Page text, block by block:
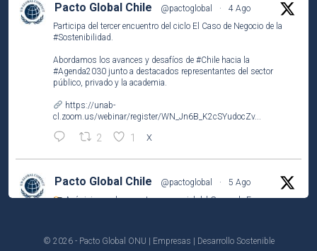
Pacto Global Chile @pactoglobal ·
4 Ago
Participa del tercer encuentro del ciclo El Caso de Negocio de la
#Sostenibilidad.
Abordamos los avances y desafíos de #Chile hacia la
#Agenda2030 junto a destacados representantes del sector
público, privado y la academia.
https://unab-
cl.zoom.us/webinar/register/WN_Jn6B_K2cSYudocZv...
2 1 X
Pacto Global Chile @pactoglobal ·
5 Ago
Así vivimos el encuentro presencial del Grupo de Empresas
(@ufinisterrae) y definimos prioridades y acciones para 2026-
© 2026 - Pacto Global ONU | Empresas | Desarrollo Sostenible